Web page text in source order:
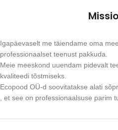
Igapäevaselt me täiendame oma
professionaalset teenust pakkuda.
Meie meeskond uuendam pidevalt
kvaliteedi tõstmiseks.
Ecopood OÜ-d soovitatakse alati
, et see on professionaalsuse parim